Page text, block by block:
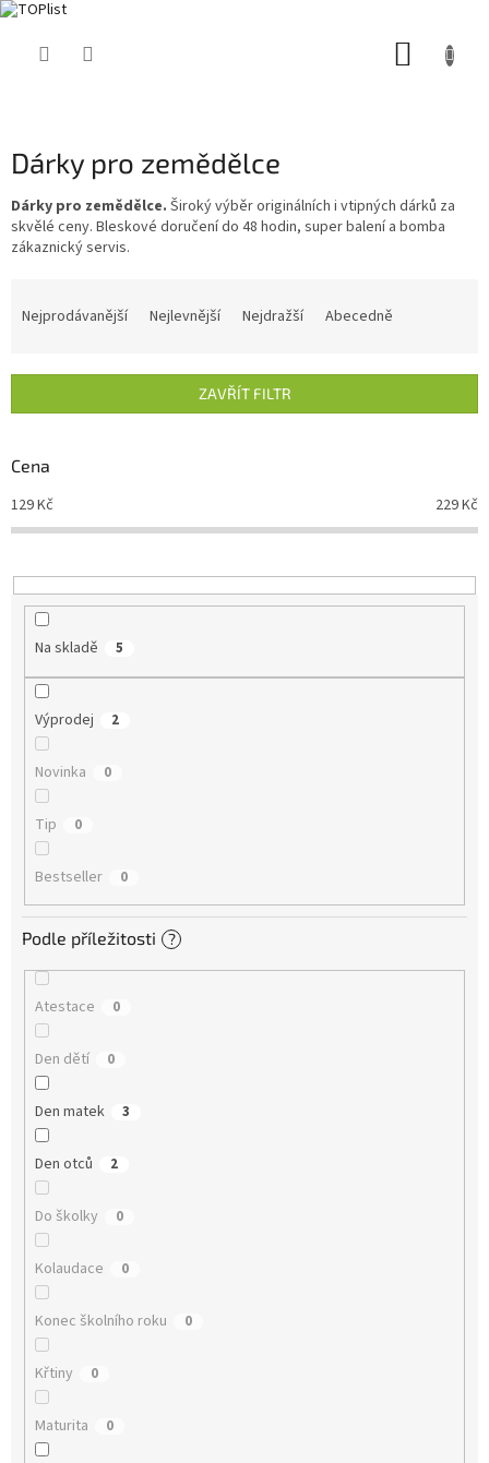
Dárky pro zemědělce
Dárky pro zemědělce. Široký výběr originálních i vtipných dárků za
skvělé ceny. Bleskové doručení do 48 hodin, super balení a bomba
zákaznický servis.
í
r
o
d
u
t
ů
Nejprodávanější Nejlevnější Nejdražší Abecedně
ZAVŘÍT FILTR
Cena
129Kč 229Kč
Na skladě 5
Výprodej 2
Novinka 0
Tip 0
Bestseller 0
Podle příležitosti ?
Atestace 0
Den dětí 0
Den matek 3
Den otců 2
Do školky 0
Kolaudace 0
Konec školního roku 0
Křtiny 0
Maturita 0